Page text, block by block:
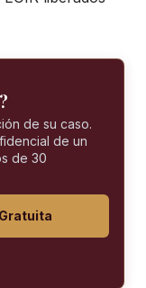
de su caso.
de un
de 30